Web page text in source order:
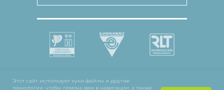
Этот сайт использует куки-файлы и другие
технологии, чтобы помочь вам в навигации, а также